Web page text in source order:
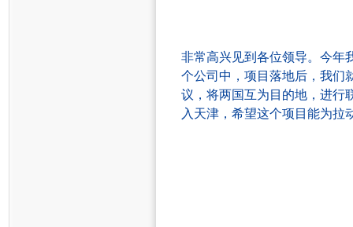
非常高兴见到各位领导。今年
个公司中，项目落地后， 我们
议，将两国互为目的地， 进行
入天津 ，希望这个项目 能为拉